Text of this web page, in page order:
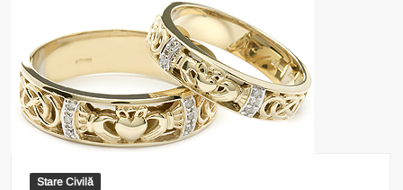
Stare Civilă